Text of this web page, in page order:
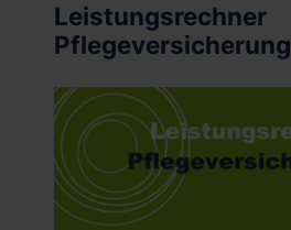
Leistungsrechner
Pflegeversicherung